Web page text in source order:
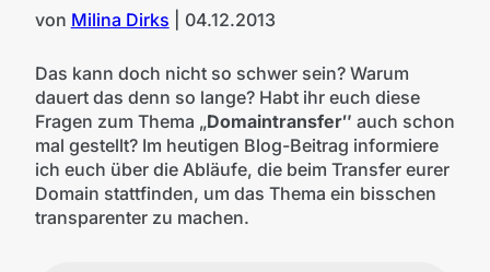
von Milina Dirks 04.12.2013
Das kann doch nicht so schwer sein? Warum
dauert das denn so lange? Habt ihr euch diese
Fragen zum Thema „Domaintransfer″ auch schon
mal gestellt? Im heutigen Blog-Beitrag informiere
ich euch über die Abläufe, die beim Transfer eurer
Domain stattfinden, um das Thema ein bisschen
transparenter zu machen.